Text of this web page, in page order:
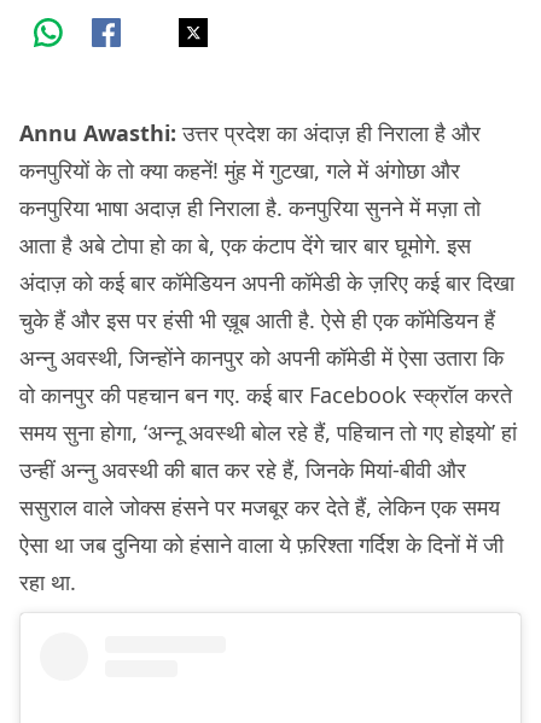
Annu Awasthi: उत्तर प्रदेश का अंदाज़ ही निराला है और
कनपुरियों के तो क्या कहनें! मुंह में गुटखा, गले में अंगोछा और
कनपुरिया भाषा अदाज़ ही निराला है. कनपुरिया सुनने में मज़ा तो
आता है अबे टोपा हो का बे, एक कंटाप देंगे चार बार घूमोगे. इस
अंदाज़ को कई बार कॉमेडियन अपनी कॉमेडी के ज़रिए कई बार दिखा
चुके हैं और इस पर हंसी भी ख़ूब आती है. ऐसे ही एक कॉमेडियन हैं
अन्नु अवस्थी, जिन्होंने कानपुर को अपनी कॉमेडी में ऐसा उतारा कि
वो कानपुर की पहचान बन गए. कई बार Facebook स्क्रॉल करते
समय सुना होगा, ‘अन्नू अवस्थी बोल रहे हैं, पहिचान तो गए होइयो’ हां
उन्हीं अन्नु अवस्थी की बात कर रहे हैं, जिनके मियां-बीवी और
ससुराल वाले जोक्स हंसने पर मजबूर कर देते हैं, लेकिन एक समय
ऐसा था जब दुनिया को हंसाने वाला ये फ़रिश्ता गर्दिश के दिनों में जी
रहा था.